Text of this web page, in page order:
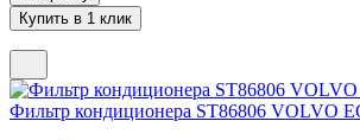
Фильтр кондиционера ST86806 VOLVO